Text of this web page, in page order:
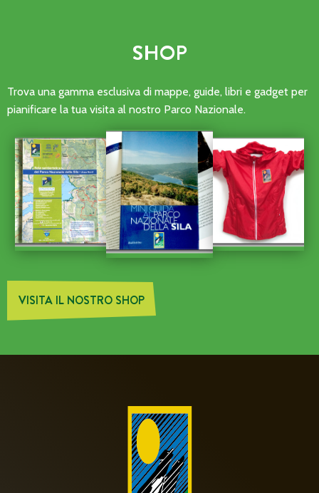
SHOP
Trova una gamma esclusiva di mappe, guide, libri e gadget per
pianificare la tua visita al nostro Parco Nazionale.
VISITA IL NOSTRO SHOP